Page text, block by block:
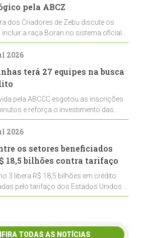
pela ABCZ
dos Criadores de Zebu discute os
a raça Boran no sistema oficial
caminho para sua expansão na
2026
terá 27 equipes na busca
pela ABCCC esgotou as inscrições
e reforça o investimento das
genética de Cavalos Crioulos voltados
2026
os setores beneficiados
18,5 bilhões contra tarifaço
3 libera R$ 18,5 bilhões em crédito
pelo tarifaço dos Estados Unidos e
os setores estratégicos
TODAS AS NOTÍCIAS